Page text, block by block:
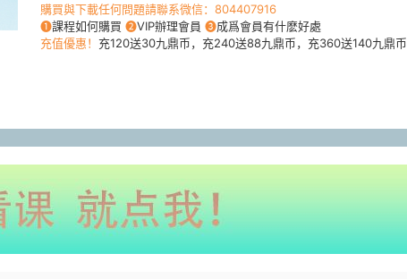
購買與下載任何問題請聯系微信：804407916
❶課程如何購買 ❷VIP辦理會員 ❸成爲會員有什麽好處
充值優惠！ 充120送30九鼎币，充240送88九鼎币，充360送140九鼎币